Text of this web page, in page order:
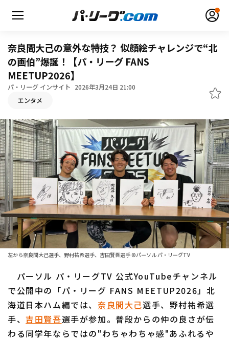
無料アカウント登録
動画
日程・結果
順位表･成績
1軍公式戦
ファーム東地区
ファーム中地区
ファーム西地区
交流戦
選手名鑑
選手名鑑トップ
北海道日本ハムファイターズ
東北楽天ゴールデンイーグルス
埼玉西武ライオンズ
千葉ロッテマリーンズ
ニュース
設定
奈良間大己の意外な特技？ 似顔絵チャレンジで“北
の画伯”爆誕！【パ・リーグ FANS
MEETUP2026】
パ・リーグ インサイト 2026年3月24日 21:00
エンタメ
左から奈良間大己選手、野村祐希選手、吉田賢吾選手 ©パーソル パ・リーグTV
パーソル パ・リーグTV 公式YouTubeチャンネル
で公開中の「パ・リーグ FANS MEETUP2026」北
海道日本ハム編では、 奈良間大己選手、野村祐希選
手、吉田賢吾選手が参加。普段からの仲の良さが伝
わる同学年ならではの"わちゃわちゃ感"あふれるや